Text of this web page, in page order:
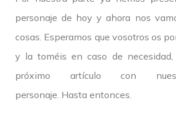
personaje de hoy y ahora nos
cosas. Esperamos que vosotros os
y la toméis en caso de
próximo artículo con
personaje. Hasta entonces.